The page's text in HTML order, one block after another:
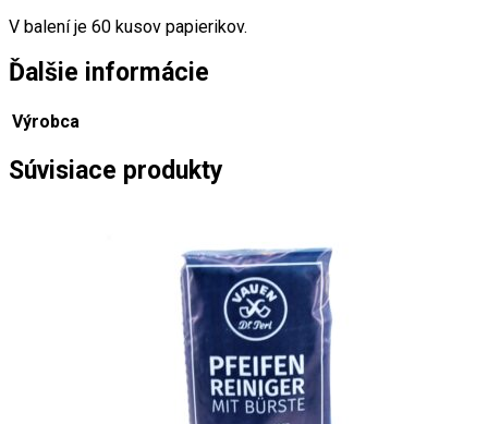
V balení je 60 kusov papierikov.
Ďalšie informácie
Výrobca
Súvisiace produkty